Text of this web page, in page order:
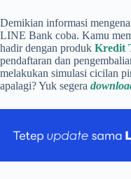
Demikian informasi
LINE Bank coba. Kamu
hadir dengan produk Kredit
pendaftaran dan
melakukan simulasi cicilan
apalagi? Yuk segera